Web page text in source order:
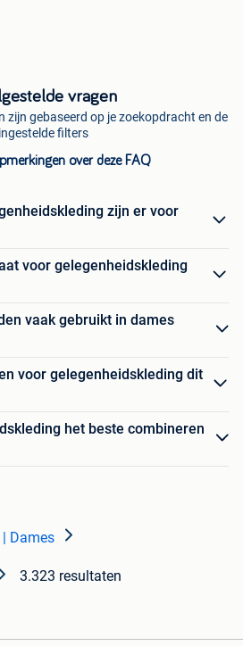
vragen
zijn gebaseerd op je zoekopdracht en de
ingestelde filters
over deze FAQ
zijn er voor
voor gelegenheidskleding
vaak gebruikt in dames
voor gelegenheidskleding dit
het beste combineren
Dames
3.323 resultaten